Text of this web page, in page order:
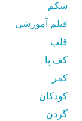
شکم
فیلم آموزشی
قلب
کف پا
کمر
کودکان
گردن